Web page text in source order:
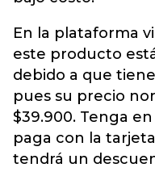
En la plataforma
este producto
debido a que
pues su precio
$39.900. Tenga
paga con la
tendrá un